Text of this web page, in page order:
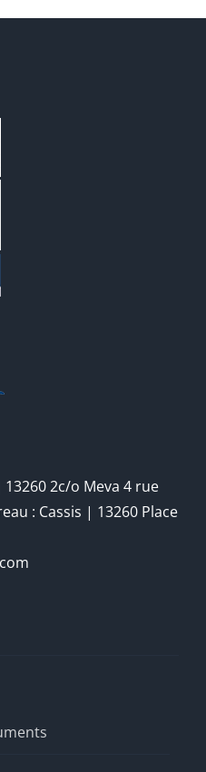
2c/o Meva 4 rue
: Cassis | 13260 Place